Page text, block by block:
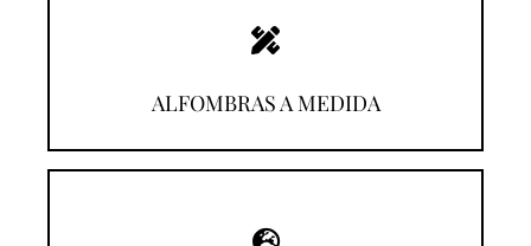
ALFOMBRAS A MEDIDA
¡Descúbrelas!